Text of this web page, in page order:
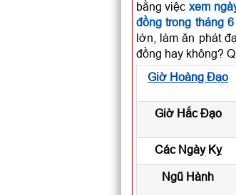
bằng việcxem
đồng trong tháng
lớn, làm ăn phát
đồng hay không?
Giờ Hoàng Đạo
Giờ Hắc Đạo
Các Ngày Kỵ
Ngũ Hành